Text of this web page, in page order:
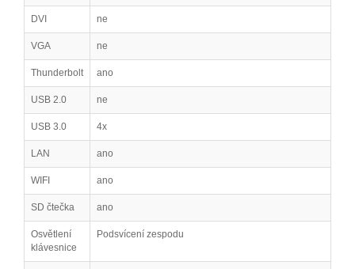
DVI ne
VGA ne
Thunderbolt ano
USB 2.0 ne
USB 3.0 4x
LAN ano
WIFI ano
SD čtečka ano
Osvětlení
klávesnice
Podsvícení zespodu